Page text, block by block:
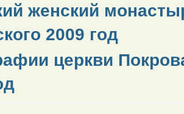
женский
2009 год
церкви